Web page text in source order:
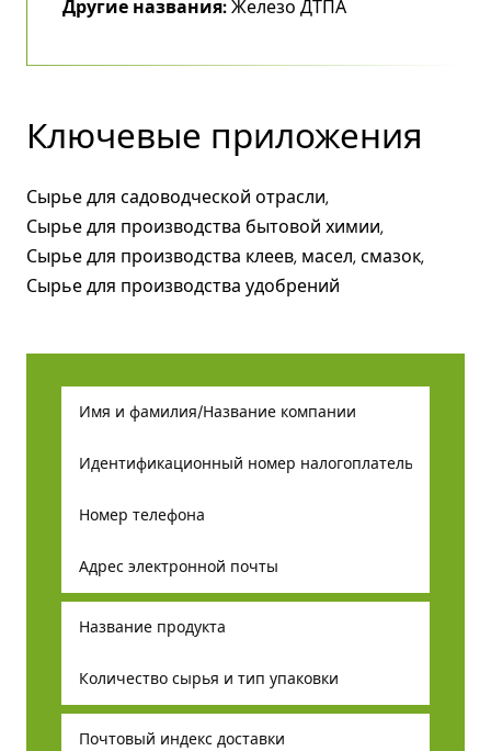
Другие названия:Железо ДТПА
Ключевые приложения
Сырье для садоводческой отрасли,
Сырье для производства бытовой химии,
Сырье для производства клеев, масел, смазок,
Сырье для производства удобрений